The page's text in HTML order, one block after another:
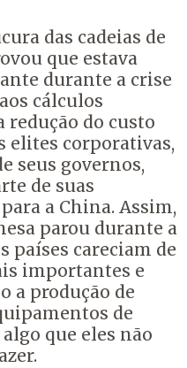
das cadeias de
que estava
durante a crise
cálculos
redução do custo
elites corporativas,
seus governos,
de suas
a China. Assim,
parou durante a
países careciam de
importantes e
a produção de
de
que eles não